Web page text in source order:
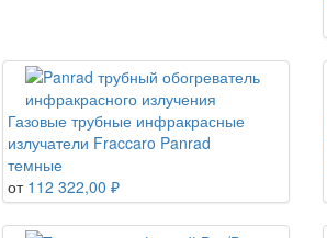
Газовые трубные инфракрасные
излучатели Fraccaro Panrad
темные
от 112 322,00 ₽